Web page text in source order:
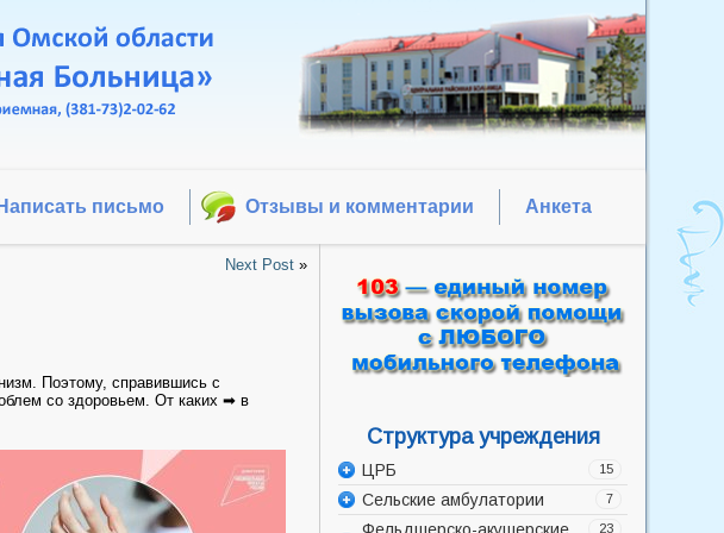
Написать письмо Отзывы и комментарии Анкета
Next Post »
Поэтому, справившись с
со здоровьем. От каких ➡ в
Структура учреждения
15
ЦРБ
Администрация
7
Сельские амбулатории
23